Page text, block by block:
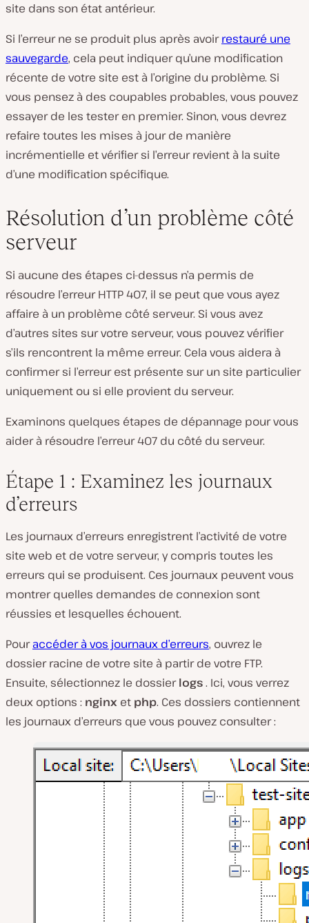
site dans son état antérieur.
Si l’erreur ne se produit plus après avoirrestauré une
sauvegarde, cela peut indiquer qu’une modification
récente de votre site est à l’origine du problème. Si
vous pensez à des coupables probables, vous pouvez
essayer de les tester en premier. Sinon, vous devrez
refaire toutes les mises à jour de manière
incrémentielle et vérifier si l’erreur revient à la suite
d’une modification spécifique.
Résolution d’un problème côté
serveur
Si aucune des étapes ci-dessus n’a permis de
résoudre l’erreur HTTP 407, il se peut que vous ayez
affaire à un problème côté serveur. Si vous avez
d’autres sites sur votre serveur, vous pouvez vérifier
s’ils rencontrent la même erreur. Cela vous aidera à
confirmer si l’erreur est présente sur un site particulier
uniquement ou si elle provient du serveur.
Examinons quelques étapes de dépannage pour vous
aider à résoudre l’erreur 407 du côté du serveur.
Étape 1 : Examinez les journaux
d’erreurs
Les journaux d’erreurs enregistrent l’activité de votre
site web et de votre serveur, y compris toutes les
erreurs qui se produisent. Ces journaux peuvent vous
montrer quelles demandes de connexion sont
réussies et lesquelles échouent.
Pouraccéder à vos journaux d’erreurs, ouvrez le
dossier racine de votre site à partir de votre FTP.
Ensuite, sélectionnez le dossierlogs. Ici, vous verrez
deux options : nginx et php. Ces dossiers contiennent
les journaux d’erreurs que vous pouvez consulter :